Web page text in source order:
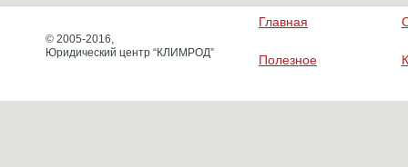
© 2005-2016,
Юридический центр “КЛИМРОД”
Главная
Полезное